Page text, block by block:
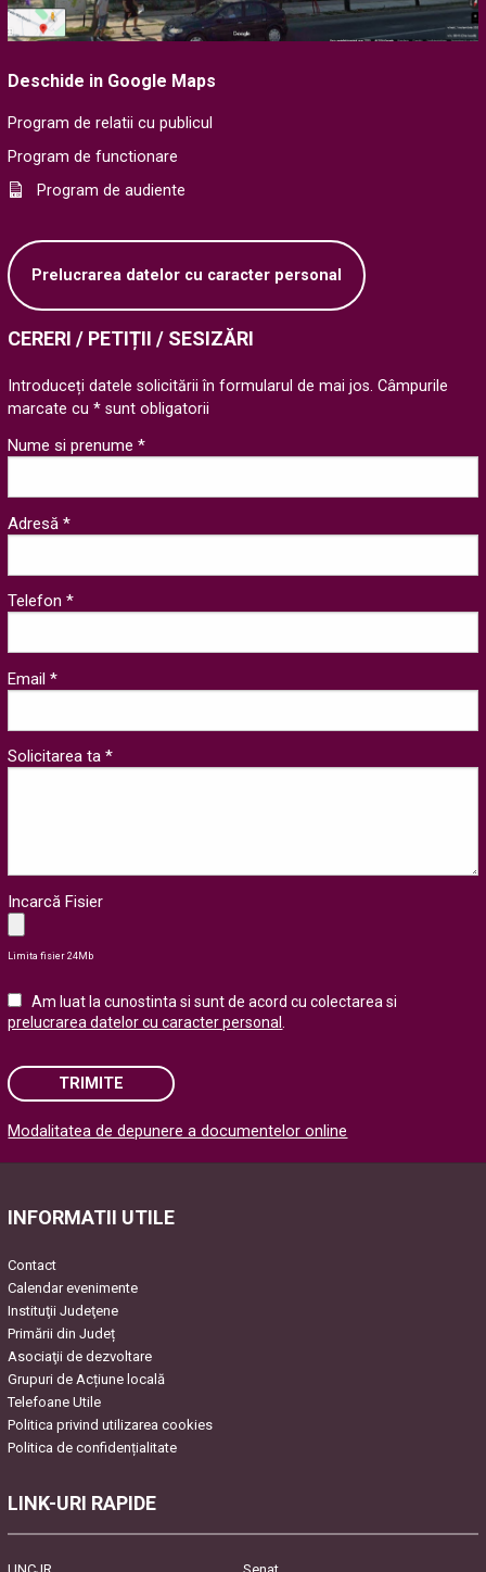
Deschide in Google Maps
Program de relatii cu publicul
Program de functionare
Program de audiente
Prelucrarea datelor cu caracter personal
CERERI / PETIȚII / SESIZĂRI
Introduceți datele solicitării în formularul de mai jos. Câmpurile
marcate cu * sunt obligatorii
Nume si prenume *
Adresă *
Telefon *
Email *
Solicitarea ta *
Incarcă Fisier
Limita fisier 24Mb
Am luat la cunostinta si sunt de acord cu colectarea si
prelucrarea datelor cu caracter personal
TRIMITE
Please leave this field empty.
Modalitatea de depunere a documentelor online
INFORMATII UTILE
Contact
Calendar evenimente
Instituţii Judeţene
Primării din Județ
Asociaţii de dezvoltare
Grupuri de Acțiune locală
Telefoane Utile
Politica privind utilizarea cookies
Politica de confidențialitate
LINK-URI RAPIDE